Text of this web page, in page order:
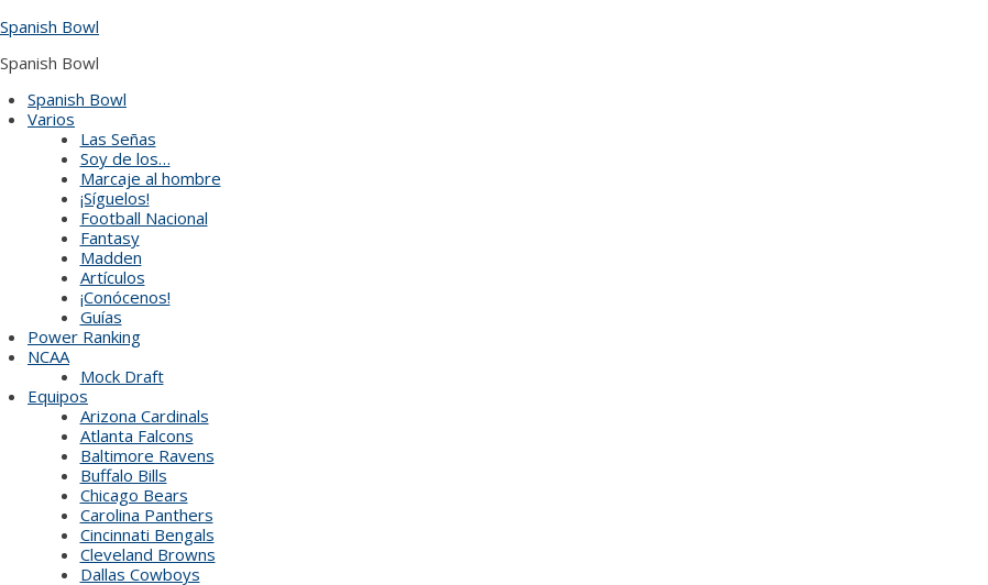
to
Spanish Bowl
Spanish Bowl
Spanish Bowl
Varios
Las Señas
Soy de los…
Marcaje al hombre
¡Síguelos!
Football Nacional
Fantasy
Madden
Artículos
¡Conócenos!
Guías
Power Ranking
NCAA
Mock Draft
Equipos
Arizona Cardinals
Atlanta Falcons
Baltimore Ravens
Buffalo Bills
Chicago Bears
Carolina Panthers
Cincinnati Bengals
Cleveland Browns
Dallas Cowboys